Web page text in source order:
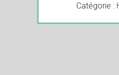
Catégorie :